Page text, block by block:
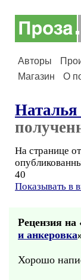
Авторы
Магазин
О
На странице
40
Показывать в
Рецензия на
и анкеровка
Хорошо